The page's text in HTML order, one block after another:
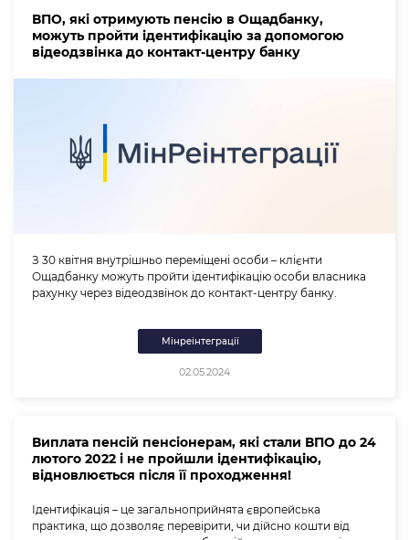
ВПО, які отримують пенсію в Ощадбанку,
можуть пройти ідентифікацію за допомогою
відеодзвінка до контакт-центру банку
З 30 квітня внутрішньо переміщені особи – клієнти
Ощадбанку можуть пройти ідентифікацію особи власника
рахунку через відеодзвінок до контакт-центру банку.
Мінреінтеграції
02.05.2024
Виплата пенсій пенсіонерам, які стали ВПО до 24
лютого 2022 і не пройшли ідентифікацію,
відновлюється після її проходження!
Ідентифікація – це загальноприйнята європейська
практика, що дозволяє перевірити, чи дійсно кошти від